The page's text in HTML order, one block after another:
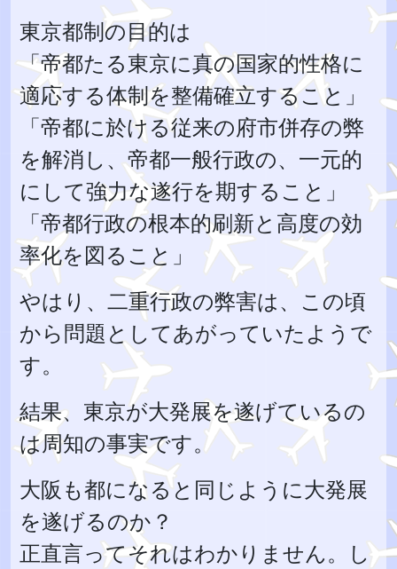
東京都制の目的は
「帝都たる東京に真の国家的性格に
適応する体制を整備確立すること」
「帝都に於ける従来の府市併存の弊
を解消し、帝都一般行政の、一元的
にして強力な遂行を期すること」
「帝都行政の根本的刷新と高度の効
率化を図ること」
やはり、二重行政の弊害は、この頃
から問題としてあがっていたようで
す。
結果、東京が大発展を遂げているの
は周知の事実です。
大阪も都になると同じように大発展
を遂げるのか？
正直言ってそれはわかりません。し